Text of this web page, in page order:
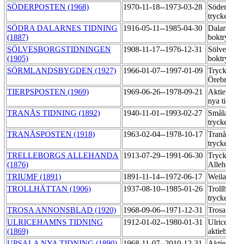
SÖDERPOSTEN (1968)
1970-11-18--1973-03-28
SÖDRA DALARNES TIDNING
(1887)
1916-05-11--1985-04-30
SÖLVESBORGSTIDNINGEN
(1905)
1908-11-17--1976-12-31
SÖRMLANDSBYGDEN (1927)
1966-01-07--1997-01-09
TIERPSPOSTEN (1969)
1969-06-26--1978-09-21
nya
TRANÅS TIDNING (1892)
1940-11-01--1993-02-27
TRANÅSPOSTEN (1918)
1963-02-04--1978-10-17
TRELLEBORGS ALLEHANDA
(1876)
1913-07-29--1991-06-30
TRIUMF (1891)
1891-11-14--1972-06-17
TROLLHÄTTAN (1906)
1937-08-10--1985-01-26
TROSA ANNONSBLAD (1920)
1968-09-06--1971-12-31
ULRICEHAMNS TIDNING
(1869)
1912-01-02--1980-01-31